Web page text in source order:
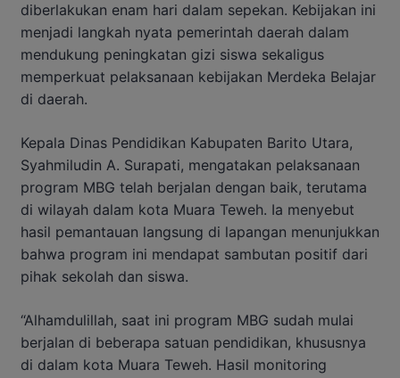
diberlakukan enam hari dalam sepekan. Kebijakan ini
menjadi langkah nyata pemerintah daerah dalam
mendukung peningkatan gizi siswa sekaligus
memperkuat pelaksanaan kebijakan Merdeka Belajar
di daerah.
Kepala Dinas Pendidikan Kabupaten Barito Utara,
Syahmiludin A. Surapati, mengatakan pelaksanaan
program MBG telah berjalan dengan baik, terutama
di wilayah dalam kota Muara Teweh. Ia menyebut
hasil pemantauan langsung di lapangan menunjukkan
bahwa program ini mendapat sambutan positif dari
pihak sekolah dan siswa.
“Alhamdulillah, saat ini program MBG sudah mulai
berjalan di beberapa satuan pendidikan, khususnya
di dalam kota Muara Teweh. Hasil monitoring